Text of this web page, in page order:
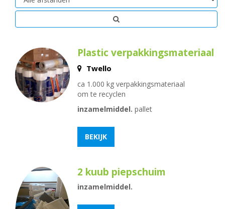
Plastic verpakkingsmateriaal
Twello
ca 1.000 kg verpakkingsmateriaal
om te recyclen
inzamelmiddel. pallet
BEKIJK
2 kuub piepschuim
inzamelmiddel.